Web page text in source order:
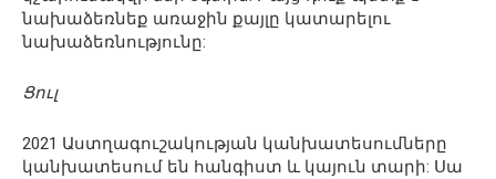
նախաձեռնեք առաջին քայլը կատարելու
նախաձեռնությունը:
Ցուլ
2021 Աստղագուշակության կանխատեսումները
կանխատեսում են հանգիստ և կայուն տարի: Սա